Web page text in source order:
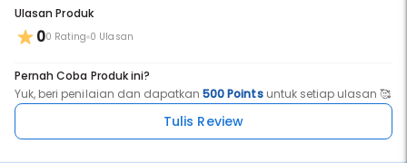
Ulasan Produk
00 Rating 0 Ulasan
Pernah Coba Produk ini?
Yuk, beri penilaian dan dapatkan500 Pointsuntuk setiap ulasan 🥰
Tulis Review